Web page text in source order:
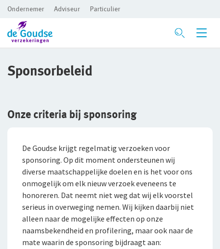
Ondernemer Adviseur Particulier
Verzekeringen
Bedrijfsaansprakelijkheidsverzekering
CAR- en montageverzekering
Rechtsbijstandverzekering
Bedrijfsgebouwenverzekering
Inventaris/Goederen­verzekering
Bestelautoverzekering
Bouw
Groothandel
Horeca
Persoonlijke dienstverlening
Zakelijke dienstverlening
Andere branches
Preventie
De Preventiezaak
Het Preventieabonnement
Advies op maat
Met een onafhankelijke adviseur de beste oplossing voor
jou
Voor ondernemers
Voor adviseurs
Voor particulieren
Voor expats
Service en contact
Service en contact
Contactformulier
Klachtenregeling
Over De Goudse
Over De Goudse
Wie wij zijn
Sponsorbeleid
Onze criteria bij sponsoring
De Goudse krijgt regelmatig verzoeken voor
sponsoring. Op dit moment ondersteunen wij
diverse maatschappelijke doelen en is het voor ons
onmogelijk om elk nieuw verzoek eveneens te
honoreren. Dat neemt niet weg dat wij elk voorstel
serieus in overweging nemen. Wij kijken daarbij niet
alleen naar de mogelijke effecten op onze
naamsbekendheid en profilering, maar ook naar de
mate waarin de sponsoring bijdraagt aan: